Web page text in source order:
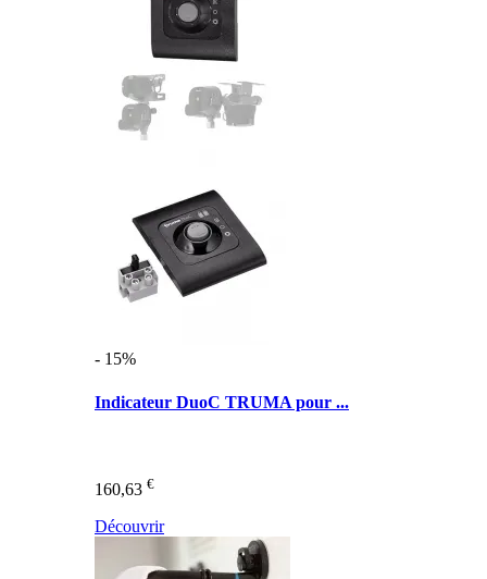
- 15%
Indicateur DuoC TRUMA pour ...
160,63 €
Découvrir